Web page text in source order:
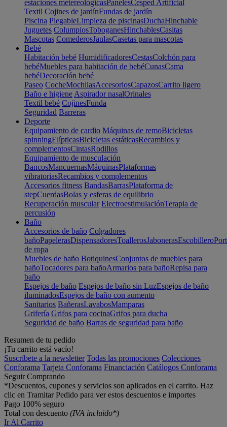
estaciones metereológicasPanelesCesped Artificial
Textil Cojines de jardínFundas de jardín
Piscina PlegableLimpieza de piscinasDuchaHinchable
Juguetes ColumpiosToboganesHinchablesCasitas
Mascotas ComederosJaulasCasetas para mascotas
Bebé
Habitación bebé HumidificadoresCestasColchón para
bebéMuebles para habitación de bebéCunasCama
bebéDecoración bebé
Paseo CocheMochilasAccesoriosCapazosCarrito ligero
Baño e higiene Aspirador nasalOrinales
Textil bebé CojinesFunda
Seguridad Barreras
Deporte
Equipamiento de cardio Máquinas de remoBicicletas
spinningElípticasBicicletas estáticasRecambios y
complementosCintasRodillos
Equipamiento de musculación
BancosMancuernasMáquinasPlataformas
vibratoriasRecambios y complementos
Accesorios fitness BandasBarrasPlataforma de
stepCuerdasBolas y esferas de equilibrio
Recuperación muscular ElectroestimulaciónTerapia de
percusión
Baño
Accesorios de baño Colgadores
bañoPapelerasDispensadoresToallerosJabonerasEscobillero
de ropa
Muebles de baño BotiquinesConjuntos de muebles para
bañoTocadores para bañoArmarios para bañoRepisa para
baño
Espejos de baño Espejos de baño sin LuzEspejos de baño
iluminadosEspejos de baño con aumento
Sanitarios BañerasLavabosMamparas
Grifería Grifos para cocinaGrifos para ducha
Seguridad de baño Barras de seguridad para baño
Resumen de tu pedido
¡Tu carrito está vacío!
Suscríbete a la newsletter Todas las promociones Colecciones
Conforama Tarjeta Conforama Financiación Catálogos Conforama
Seguir Comprando
*Descuentos, cupones y servicios son aplicados en el carrito. Haz
clic en Tramitar Pedido para ver estos descuentos e importes
Pago 100% seguro
Total con descuento (IVA incluido*)
Ir Al Carrito